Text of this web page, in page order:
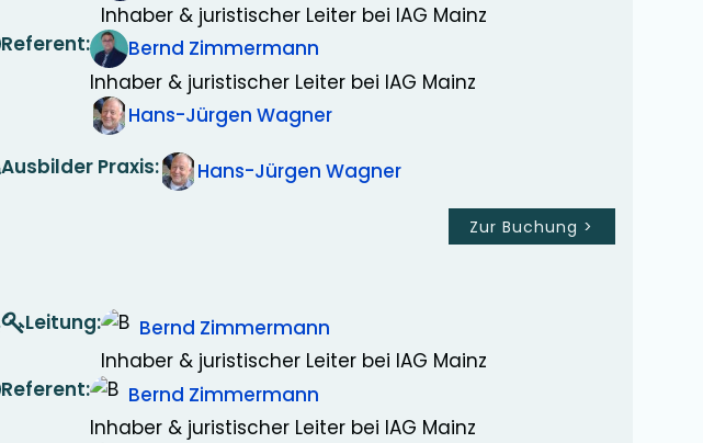
Inhaber & juristischer Leiter bei IAG Mainz
Referent:
Bernd Zimmermann
Inhaber & juristischer Leiter bei IAG Mainz
Hans-Jürgen Wagner
Ausbilder Praxis: Hans-Jürgen Wagner
Zur Buchung >
Leitung:
Bernd Zimmermann
Inhaber & juristischer Leiter bei IAG Mainz
Referent:
Bernd Zimmermann
Inhaber & juristischer Leiter bei IAG Mainz